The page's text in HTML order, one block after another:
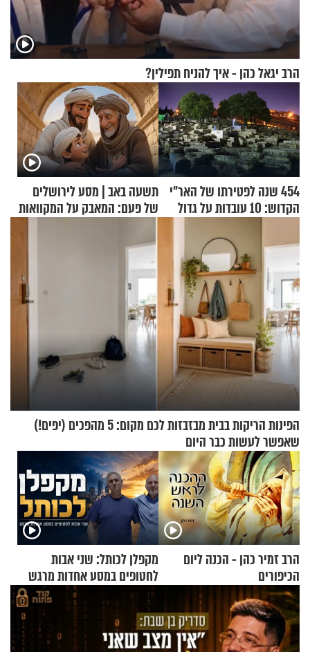
הרב יגאל כהן - איך להניח תפילין?
454 שנה לפטירתו של האר"י
הקדוש: 10 עובדות על גדול
תשעה באב | מסע לירושלים
של פעם: המאבק על המקוואות
הפינות הריקות בבית מבזבזות לכם מקום: 5 מהפכים (יפים!)
שאפשר לעשות כבר היום
הרב זמיר כהן - הכנה ליום
הכיפורים
מקפלן לכותל: שני אבות
לחטופים במסע אחדות מרגש